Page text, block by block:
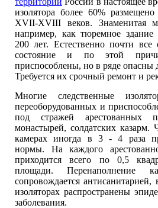
изолятора более 60%
ХVII-ХVIII веков. Знаменитая
например, как тюремное здание
200 лет. Естественно почти
состояние и по этой
приспособлены, но в ряде опасны
Требуется их срочный ремонт и
Многие следственные
переоборудованных и
под стражей арестованных
монастырей, солдатских казарм.
камерах иногда в 3 - 4 раза
нормы. На каждого
приходится всего по 0,5
площади. Перенаполнение
сопровождается антисанитарией,
изоляторах распространены
заболевания.